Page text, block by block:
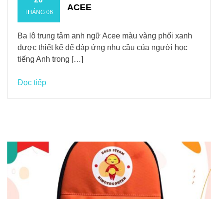
THÁNG 06 ACEE
Ba lô trung tâm anh ngữ Acee màu vàng phối xanh
được thiết kế để đáp ứng nhu cầu của người học
tiếng Anh trong […]
Đọc tiếp